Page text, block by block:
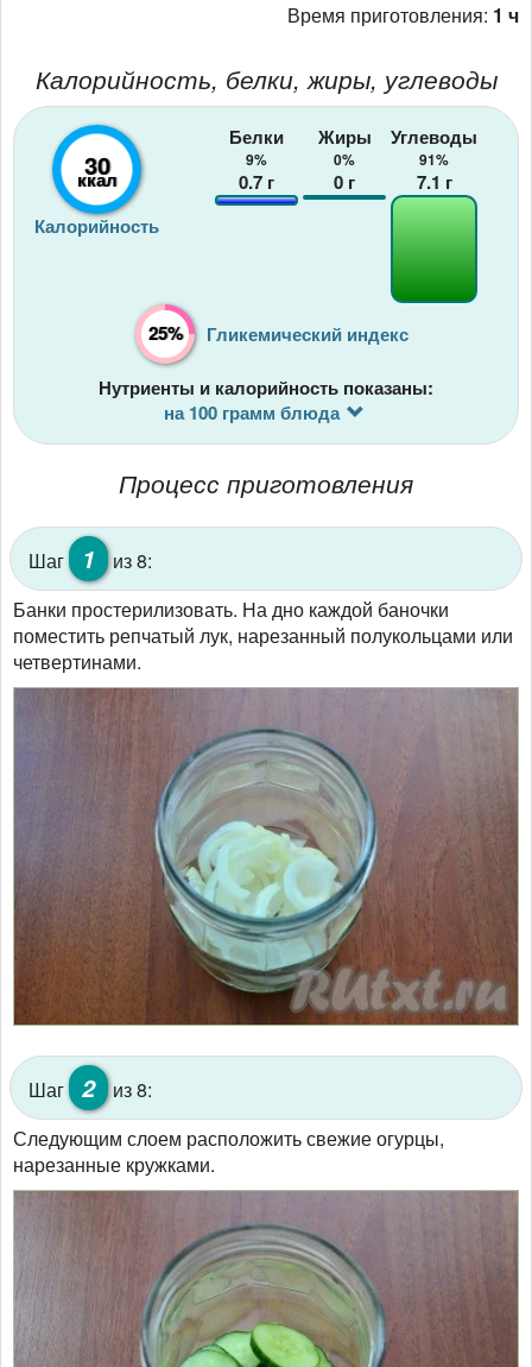
Время приготовления: 1 ч
Калорийность, белки, жиры, углеводы
30
ккал
Калорийность
Белки
9%
0.7 г
Жиры
0%
0 г
Углеводы
91%
7.1 г
25% Гликемический индекс
Нутриенты и калорийность показаны:
на 100 грамм блюда
Процесс приготовления
Шаг 1
из 8:
Банки простерилизовать. На дно каждой баночки
поместить репчатый лук, нарезанный полукольцами или
четвертинами.
Шаг 2
из 8:
Следующим слоем расположить свежие огурцы,
нарезанные кружками.